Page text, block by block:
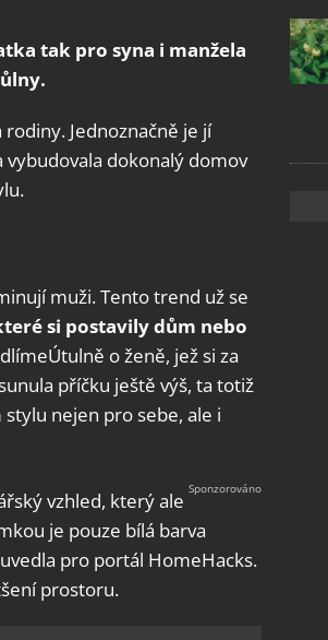
tak pro syna i manžela
Jednoznačně je jí
vybudovala dokonalý domov
muži. Tento trend už se
si postavily dům nebo
o ženě, jež si za
příčku ještě výš, ta totiž
nejen pro sebe, ale i
vzhled, který ale
je pouze bílá barva
pro portál HomeHacks.
prostoru.